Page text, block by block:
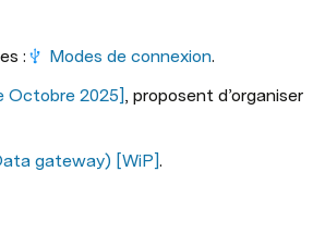
: Modes de connexion.
Octobre 2025], proposent d’organiser
gateway) [WiP].